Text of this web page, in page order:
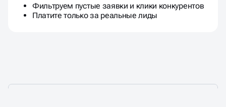
Фильтруем пустые заявки и клики конкурентов
Платите только за реальные лиды